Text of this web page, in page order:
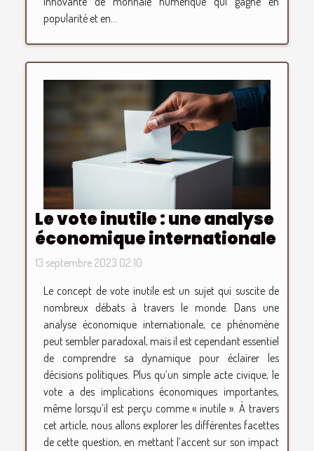
popularité et en...
Le vote inutile : une analyse
économique internationale
13 septembre 2023 02:10
Le concept de vote inutile est un sujet qui suscite de
nombreux débats à travers le monde. Dans une
analyse économique internationale, ce phénomène
peut sembler paradoxal, mais il est cependant essentiel
de comprendre sa dynamique pour éclairer les
décisions politiques. Plus qu’un simple acte civique, le
vote a des implications économiques importantes,
même lorsqu’il est perçu comme « inutile ». À travers
cet article, nous allons explorer les différentes facettes
de cette question, en mettant l’accent sur son impact